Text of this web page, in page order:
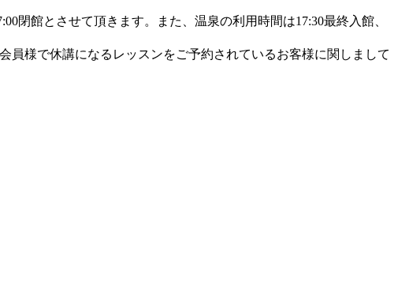
閉館とさせて頂きます。また、温泉の利用時間は17:30最終入館、
様で休講になるレッスンをご予約されているお客様に関しまして